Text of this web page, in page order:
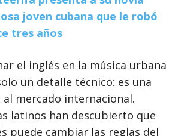
joven cubana que le robó
tres años
el inglés en la música urbana
un detalle técnico: es una
mercado internacional.
latinos han descubierto que
puede cambiar las reglas del